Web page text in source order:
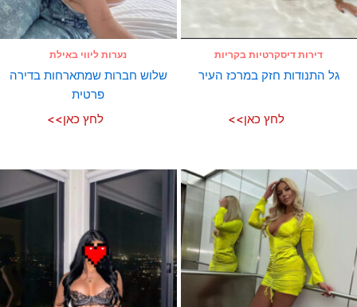
דירות דיסקרטיות בקריות
גל התנודות חזק במרכז העיר
לחץ כאן>>
נערות ליווי באילת
שלוש חברות שמתארחות בדירה
פרטית
לחץ כאן>>